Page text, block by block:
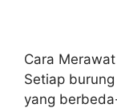
Cara
Setiap
yang